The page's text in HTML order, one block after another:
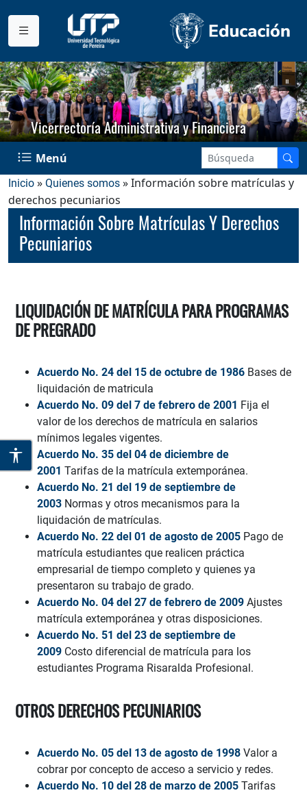
Vicerrectoría Administrativa y Financiera
Menú
Inicio » Quienes somos » Información sobre matrículas y
derechos pecuniarios
Información Sobre Matrículas Y Derechos
Pecuniarios
LIQUIDACIÓN DE MATRÍCULA PARA PROGRAMAS
DE PREGRADO
Acuerdo No. 24 del 15 de octubre de 1986 Bases de
liquidación de matricula
Acuerdo No. 09 del 7 de febrero de 2001 Fija el
valor de los derechos de matrícula en salarios
mínimos legales vigentes.
Acuerdo No. 35 del 04 de diciembre de
2001 Tarifas de la matrícula extemporánea.
Acuerdo No. 21 del 19 de septiembre de
2003 Normas y otros mecanismos para la
liquidación de matrículas.
Acuerdo No. 22 del 01 de agosto de 2005 Pago de
matrícula estudiantes que realicen práctica
empresarial de tiempo completo y quienes ya
presentaron su trabajo de grado.
Acuerdo No. 04 del 27 de febrero de 2009 Ajustes
matrícula extemporánea y otras disposiciones.
Acuerdo No. 51 del 23 de septiembre de
2009 Costo diferencial de matrícula para los
estudiantes Programa Risaralda Profesional.
OTROS DERECHOS PECUNIARIOS
Acuerdo No. 05 del 13 de agosto de 1998 Valor a
cobrar por concepto de acceso a servicio y redes.
Acuerdo No. 10 del 28 de marzo de 2005 Tarifas